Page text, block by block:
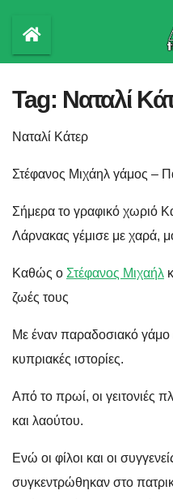
content
Tag: Ναταλί
Ναταλί Κάτερ
Στέφανος Μιχάηλ γάμος –
Σήμερα το γραφικό χωριό
Λάρνακας γέμισε με χαρά,
Καθώς ο Στέφανος Μιχαήλ
ζωές τους
Με έναν παραδοσιακό γάμο
κυπριακές ιστορίες.
Από το πρωί, οι γειτονιές
και λαούτου.
Ενώ οι φίλοι και οι
συγκεντρώθηκαν στο